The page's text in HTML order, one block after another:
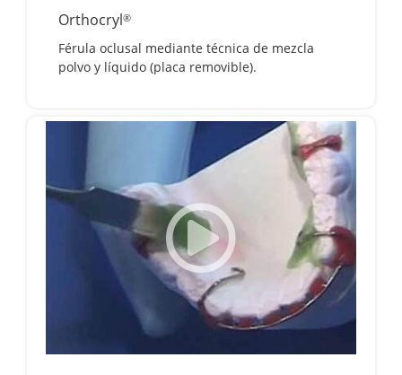
Orthocryl®
Férula oclusal mediante técnica de mezcla
polvo y líquido (placa removible).